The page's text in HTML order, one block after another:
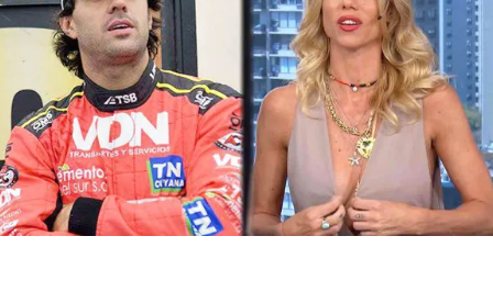
Flipboard
Reddit
Pinterest
Whatsapp